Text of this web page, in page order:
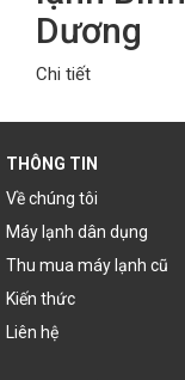
Dương
Chi tiết
THÔNG TIN
Về chúng tôi
Máy lạnh dân dụng
Thu mua máy lạnh cũ
Kiến thức
Liên hệ